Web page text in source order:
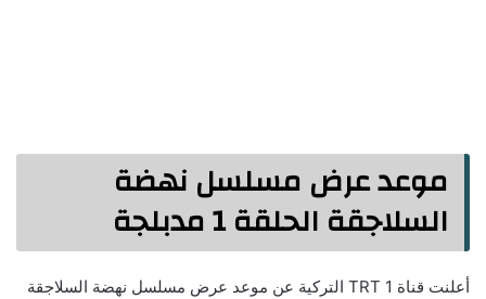
موعد عرض مسلسل نهضة
السلاجقة الحلقة 1 مدبلجة
أعلنت قناة TRT 1 التركية عن موعد عرض مسلسل نهضة السلاجقة